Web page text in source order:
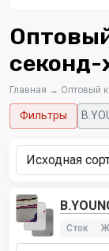
Главная → Оптовый
Фильтры
Сток